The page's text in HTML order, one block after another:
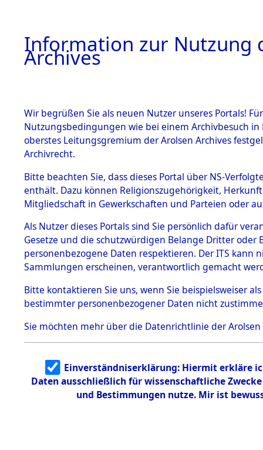
BESTÄNDE
1.
mente
5. Verschiedenes
5.3
Todesmärsche
5.3.1 Alliierte
Erhebungen
zu
Todesmärsch
en
5.3.2
Identifizierun
g
5.3.3
Todesmärsch
Dead -
Branch -
0283
Information zur Nutzung
Archives
Wir begrüßen Sie als neuen Nutzer unseres Portals!
Nutzungsbedingungen wie bei einem Archivbesuch
oberstes Leitungsgremium der Arolsen Archives
Archivrecht.
Bitte beachten Sie, dass dieses Portal über NS-
enthält. Dazu können Religionszugehörigkeit,
Mitgliedschaft in Gewerkschaften und Parteien oder
Als Nutzer dieses Portals sind Sie persönlich dafür
Gesetze und die schutzwürdigen Belange Dritter
personenbezogene Daten respektieren. Der ITS
Sammlungen erscheinen, verantwortlich gemacht
Bitte kontaktieren Sie uns, wenn Sie beispielsweiser
bestimmter personenbezogener Daten nicht
Sie möchten mehr über die Datenrichtlinie der Arolsen
Einverständniserklärung: Hiermit erkläre
Daten ausschließlich für wissenschaftliche
und Bestimmungen nutze. Mir ist